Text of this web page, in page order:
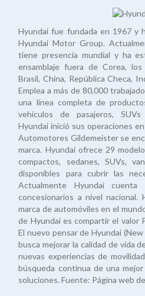
Hyundai fue fundada en 1967 y
Hyundai Motor Group.
tiene presencia mundial y ha
ensamblaje fuera de Corea,
Brasil, China, República Checa,
Emplea a más de 80,000
una línea completa de
vehículos de pasajeros,
Hyundai inició sus operaciones
Automotores Gildemeister se
marca. Hyundai ofrece 29
compactos, sedanes, SUVs,
disponibles para cubrir las
Actualmente Hyundai
concesionarios a nivel nacional.
marca de automóviles en el
de Hyundai es compartir el valor
El nuevo pensar de Hyundai
busca mejorar la calidad de vida
nuevas experiencias de
búsqueda continua de una
soluciones. Fuente: Página web